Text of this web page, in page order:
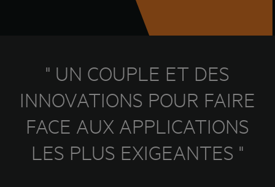
" UN COUPLE ET DES
INNOVATIONS POUR FAIRE
FACE AUX APPLICATIONS
LES PLUS EXIGEANTES "